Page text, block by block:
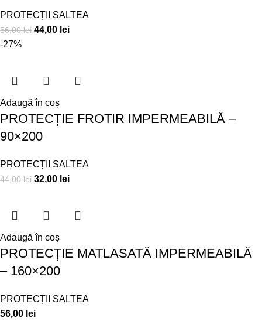
PROTECȚII SALTEA
56,00lei 44,00 lei
-27%
Adaugă în coș
PROTECȚIE FROTIR IMPERMEABILĂ –
90×200
PROTECȚII SALTEA
44,00lei 32,00 lei
Adaugă în coș
PROTECȚIE MATLASATĂ IMPERMEABILĂ
– 160×200
PROTECȚII SALTEA
56,00 lei